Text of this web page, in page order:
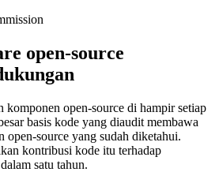
open-source
komponen open-source di hampir setiap
basis kode yang diaudit membawa
open-source yang sudah diketahui.
kontribusi kode itu terhadap
satu tahun.